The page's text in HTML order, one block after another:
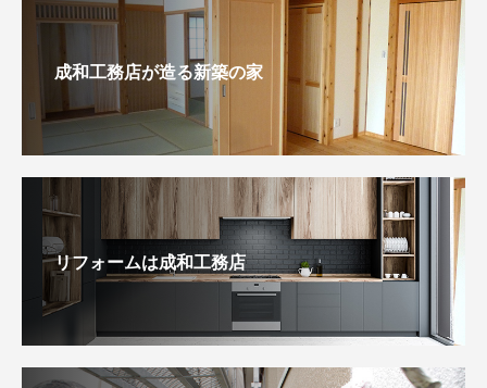
成和工務店が造る新築の家
リフォームは成和工務店